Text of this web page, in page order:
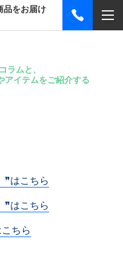
品をお届け
ムと、
ムをご紹介する
❞はこちら
❞はこちら
ちら